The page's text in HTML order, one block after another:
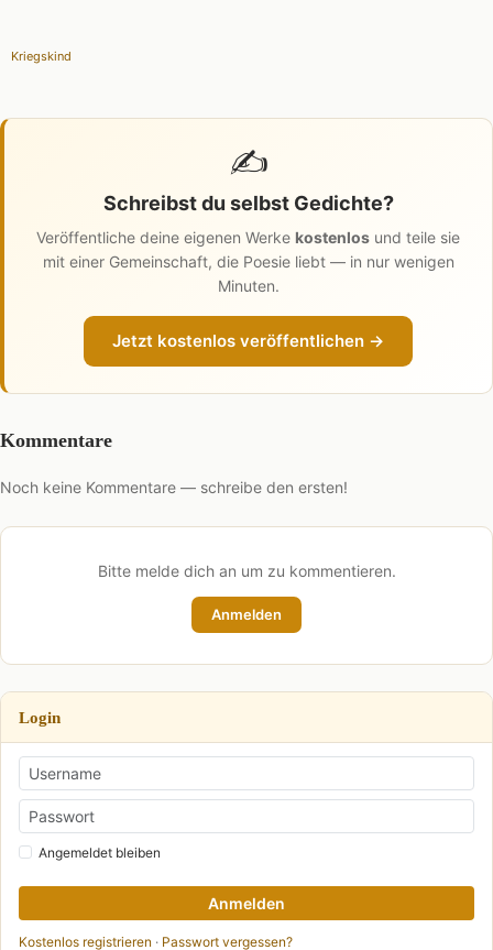
Kriegskind
✍️
Schreibst du selbst Gedichte?
Veröffentliche deine eigenen Werke kostenlos und teile sie
mit einer Gemeinschaft, die Poesie liebt — in nur wenigen
Minuten.
Jetzt kostenlos veröffentlichen →
Kommentare
Noch keine Kommentare — schreibe den ersten!
Bitte melde dich an um zu kommentieren.
Anmelden
Login
Angemeldet bleiben
Anmelden
Kostenlos registrieren · Passwort vergessen?